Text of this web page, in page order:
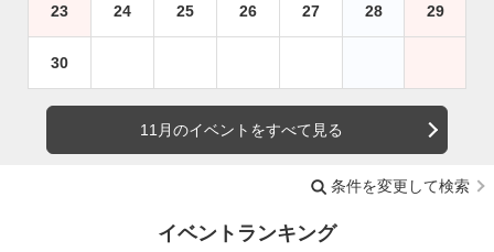
23 24 25 26 27 28 29
30
11月のイベントをすべて見る
条件を変更して検索
イベントランキング